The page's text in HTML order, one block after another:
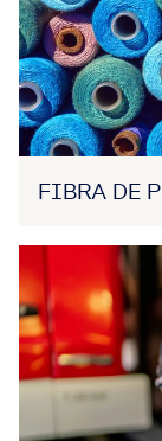
FIBRA DE